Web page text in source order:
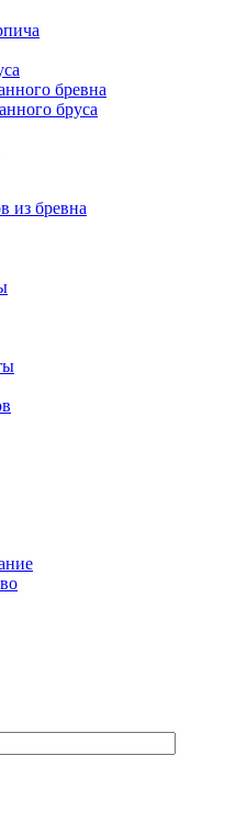
бревна
бруса
из бревна